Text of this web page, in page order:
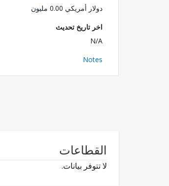
دولار أمريكي 0.00 مليون
اخر تاريخ تحديث
N/A
Notes
القطاعات
لا تتوفر بيانات.